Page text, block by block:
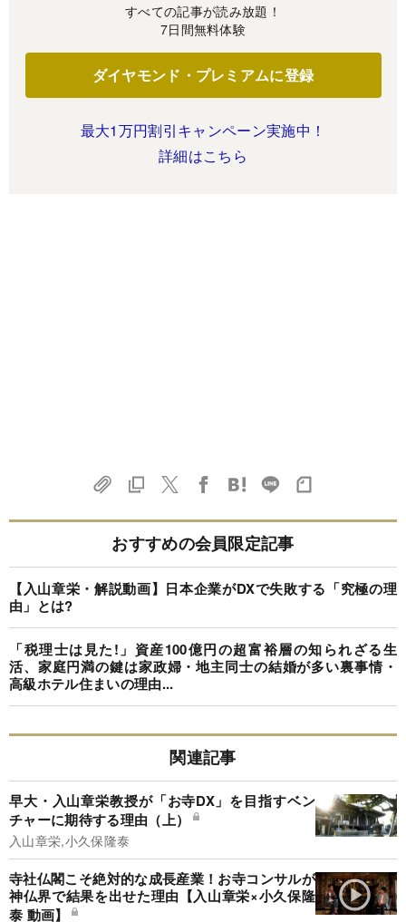
すべての記事が読み放題！
7日間無料体験
ダイヤモンド・プレミアムに登録
最大1万円割引キャンペーン実施中！
詳細はこちら
おすすめの会員限定記事
【入山章栄・解説動画】日本企業がDXで失敗する「究極の理
由」とは?
「税理士は見た!」資産100億円の超富裕層の知られざる生
活、家庭円満の鍵は家政婦・地主同士の結婚が多い裏事情・
高級ホテル住まいの理由...
関連記事
早大・入山章栄教授が「お寺DX」を目指すベン
チャーに期待する理由（上）
入山章栄,小久保隆泰
寺社仏閣こそ絶対的な成長産業！お寺コンサルが
神仏界で結果を出せた理由【入山章栄×小久保隆
泰 動画】